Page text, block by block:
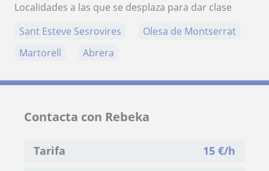
Localidades a las que se desplaza para dar clase
Sant Esteve Sesrovires
Olesa de Montserrat
Martorell
Abrera
Contacta con Rebeka
Tarifa 15 €/h